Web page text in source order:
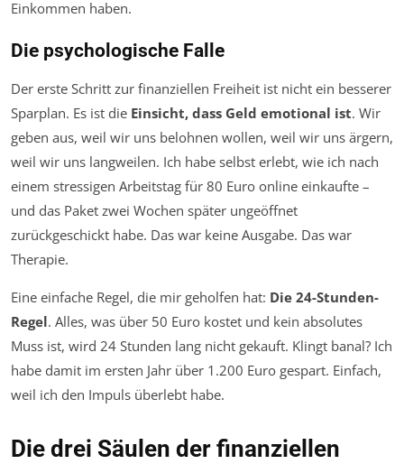
Einkommen haben.
Die psychologische Falle
Der erste Schritt zur finanziellen Freiheit ist nicht ein besserer
Sparplan. Es ist die Einsicht, dass Geld emotional ist. Wir
geben aus, weil wir uns belohnen wollen, weil wir uns ärgern,
weil wir uns langweilen. Ich habe selbst erlebt, wie ich nach
einem stressigen Arbeitstag für 80 Euro online einkaufte –
und das Paket zwei Wochen später ungeöffnet
zurückgeschickt habe. Das war keine Ausgabe. Das war
Therapie.
Eine einfache Regel, die mir geholfen hat: Die 24-Stunden-
Regel. Alles, was über 50 Euro kostet und kein absolutes
Muss ist, wird 24 Stunden lang nicht gekauft. Klingt banal? Ich
habe damit im ersten Jahr über 1.200 Euro gespart. Einfach,
weil ich den Impuls überlebt habe.
Die drei Säulen der finanziellen